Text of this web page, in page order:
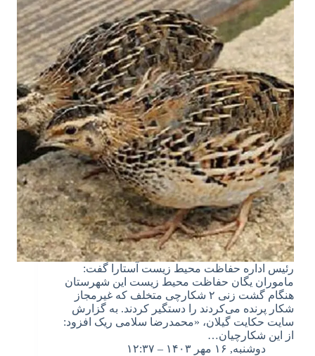
رئیس اداره حفاظت محیط زیست آستارا گفت:
ماموران یگان حفاظت محیط زیست این شهرستان
هنگام گشت زنی ۲ شکارچی متخلف که غیر‌مجاز
شکار پرنده می‌کردند را دستگیر کردند. به گزارش
سایت حکایت گیلان، «محمدرضا سلامی ریک افزود:
از این شکارچیان…
دوشنبه, ۱۶ مهر ۱۴۰۳ – ۱۲:۳۷